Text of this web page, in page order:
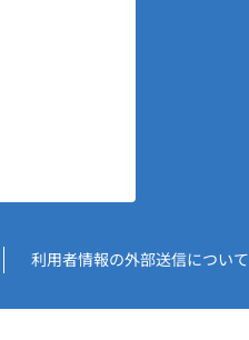
利用者情報の外部送信について